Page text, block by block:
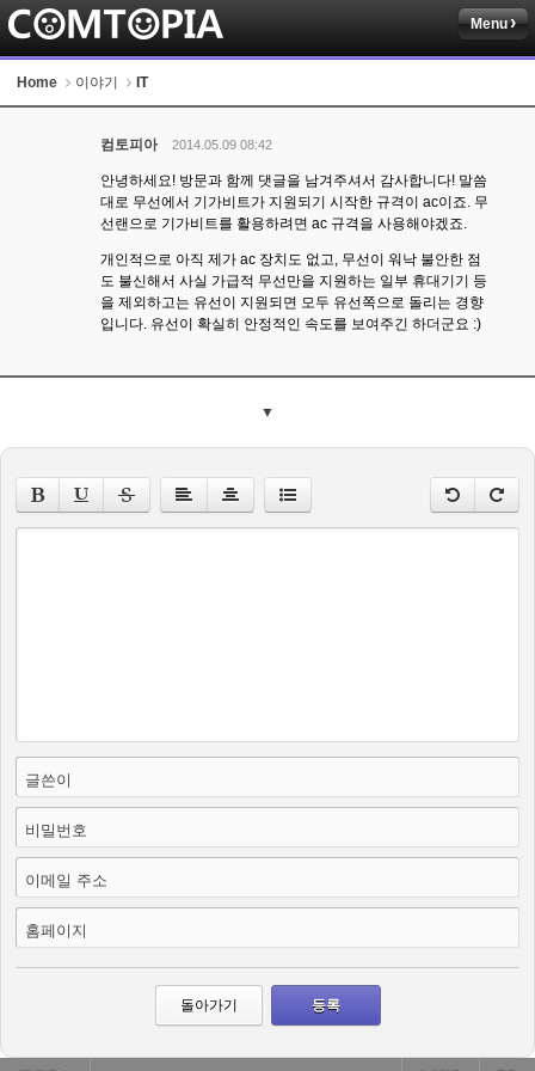
Menu
Home 이야기 IT
컴토피아 2014.05.09 08:42
안녕하세요! 방문과 함께 댓글을 남겨주셔서 감사합니다! 말씀
대로 무선에서 기가비트가 지원되기 시작한 규격이 ac이죠. 무
선랜으로 기가비트를 활용하려면 ac 규격을 사용해야겠죠.
개인적으로 아직 제가 ac 장치도 없고, 무선이 워낙 불안한 점
도 불신해서 사실 가급적 무선만을 지원하는 일부 휴대기기 등
을 제외하고는 유선이 지원되면 모두 유선쪽으로 돌리는 경향
입니다. 유선이 확실히 안정적인 속도를 보여주긴 하더군요 :)
▼
글쓴이
비밀번호
이메일 주소
홈페이지
돌아가기